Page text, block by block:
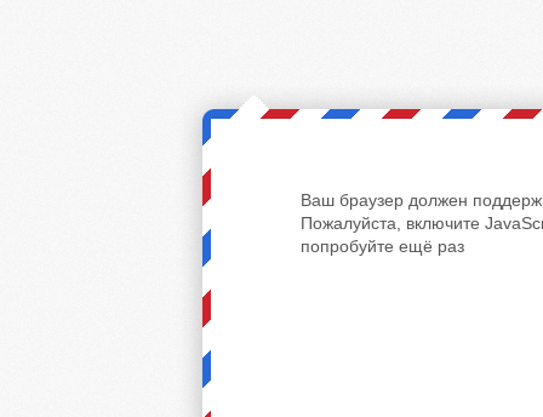
Ваш браузер должен
Пожалуйста, включите
попробуйте ещё раз